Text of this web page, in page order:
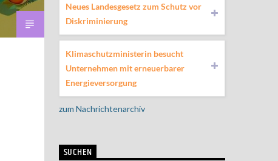
Neues Landesgesetz zum Schutz vor
Diskriminierung
Klimaschutzministerin besucht
Unternehmen mit erneuerbarer
Energieversorgung
zum Nachrichtenarchiv
SUCHEN